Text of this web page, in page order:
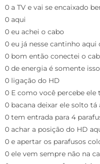
0 a TV e vai se encaixado
0 aqui
0 eu achei o cabo
0 eu já nesse cantinho aqui
0 bom então conectei o
0 de energia é somente
0 ligação do HD
0 E como você percebe ele
0 bacana deixar ele solto tá
0 tem entrada para 4
0 achar a posição do HD
0 e apertar os parafusos
0 ele vem sempre não na